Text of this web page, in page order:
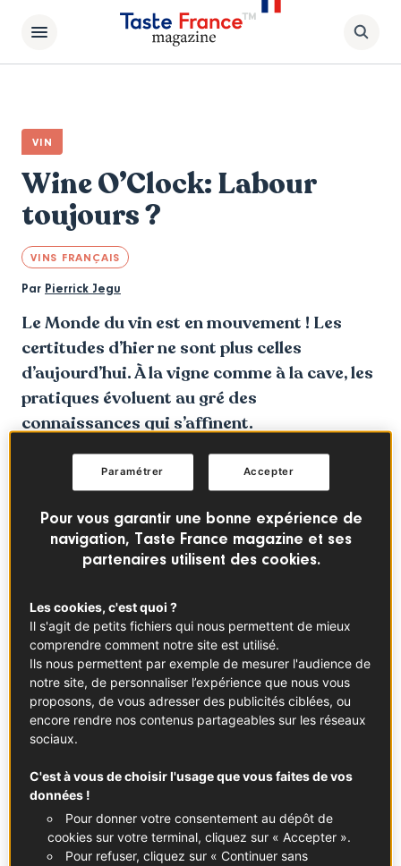
VIN
Wine O’Clock: Labour
toujours ?
VINS FRANÇAIS
Par Pierrick Jegu
Le Monde du vin est en mouvement ! Les
certitudes d’hier ne sont plus celles
d’aujourd’hui. À la vigne comme à la cave, les
pratiques évoluent au gré des
connaissances qui s’affinent.
© ©Lauren Cierzan
Je me souviens par exemple d’une époque encore
récente où, en France, après des décennies de
désherbants et autres produits chimiques, les vignerons
se remettaient à intervenir davantage sur leurs terres : le
labour comme signe d’une volonté affirmée de renouer le
Pour vous garantir une bonne expérience de
navigation, Taste France magazine et ses
partenaires utilisent des cookies.
Les cookies, c'est quoi ?
Il s'agit de petits fichiers qui nous permettent de mieux
comprendre comment notre site est utilisé.
Ils nous permettent par exemple de mesurer l'audience de
notre site, de personnaliser l’expérience que nous vous
proposons, de vous adresser des publicités ciblées, ou
encore rendre nos contenus partageables sur les réseaux
sociaux.
C'est à vous de choisir l'usage que vous faites de vos
données !
Pour donner votre consentement au dépôt de
cookies sur votre terminal, cliquez sur « Accepter ».
Pour refuser, cliquez sur « Continuer sans
Accepter
Paramétrer